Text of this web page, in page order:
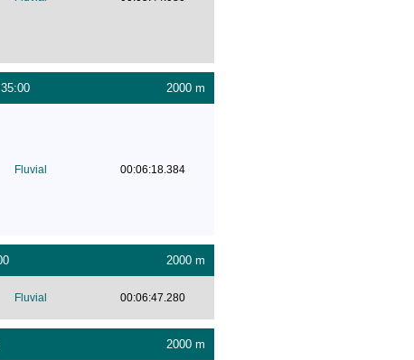
2000 m
Fluvial 00:06:18.384
2000 m
Fluvial 00:06:47.280
2000 m